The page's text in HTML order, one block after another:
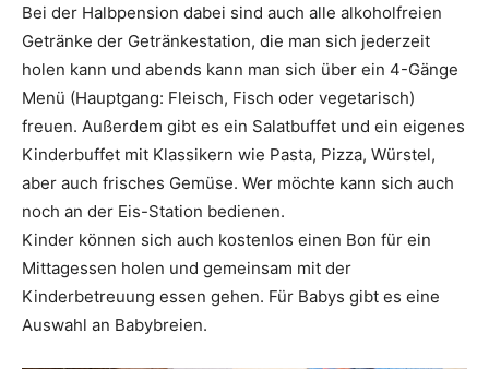
Bei der Halbpension dabei sind auch alle alkoholfreien
Getränke der Getränkestation, die man sich jederzeit
holen kann und abends kann man sich über ein 4-Gänge
Menü (Hauptgang: Fleisch, Fisch oder vegetarisch)
freuen. Außerdem gibt es ein Salatbuffet und ein eigenes
Kinderbuffet mit Klassikern wie Pasta, Pizza, Würstel,
aber auch frisches Gemüse. Wer möchte kann sich auch
noch an der Eis-Station bedienen.
Kinder können sich auch kostenlos einen Bon für ein
Mittagessen holen und gemeinsam mit der
Kinderbetreuung essen gehen. Für Babys gibt es eine
Auswahl an Babybreien.